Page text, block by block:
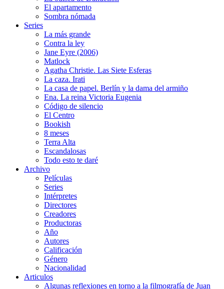
El apartamento
Sombra nómada
Series
La más grande
Contra la ley
Jane Eyre (2006)
Matlock
Agatha Christie. Las Siete Esferas
La caza. Irati
La casa de papel. Berlín y la dama del armiño
Ena. La reina Victoria Eugenia
Código de silencio
El Centro
Bookish
8 meses
Terra Alta
Escandalosas
Todo esto te daré
Archivo
Películas
Series
Intérpretes
Directores
Creadores
Productoras
Año
Autores
Calificación
Género
Nacionalidad
Articulos
Algunas reflexiones en torno a la filmografía de Juan